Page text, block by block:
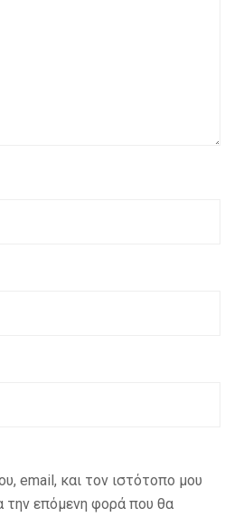
email, και τον ιστότοπο μου
την επόμενη φορά που θα